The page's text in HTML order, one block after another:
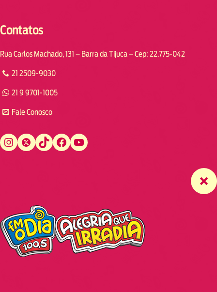
Contatos
Rua Carlos Machado, 131 – Barra da Tijuca – Cep: 22.775-042
21 2509-9030
21 9 9701-1005
Fale Conosco
Instagram Twitter TikTok Facebook YouTube